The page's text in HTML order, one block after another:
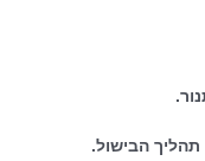
הבישול.